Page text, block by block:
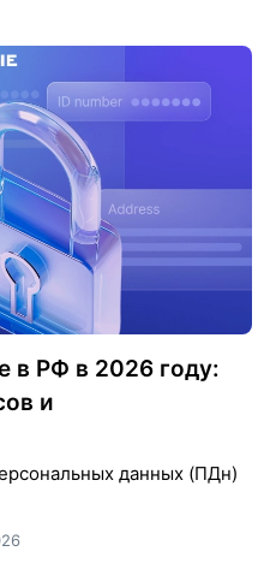
в РФ в 2026 году:
и
данных (ПДн)